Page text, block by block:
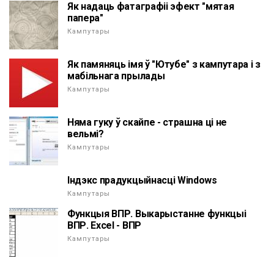
Як надаць фатаграфіі эфект "мятая
папера"
Кампутары
Як памяняць імя ў "Ютубе" з кампутара і з
мабільнага прылады
Кампутары
Няма гуку ў скайпе - страшна ці не
вельмі?
Кампутары
Індэкс прадукцыйнасці Windows
Кампутары
Функцыя ВПР. Выкарыстанне функцыі
ВПР. Excel - ВПР
Кампутары